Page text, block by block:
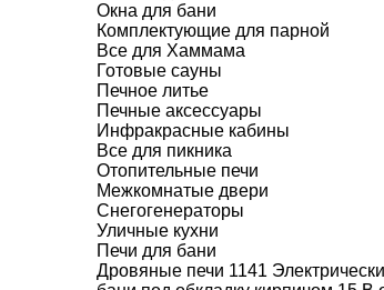
Окна для бани
Комплектующие для парной
Все для Хаммама
Готовые сауны
Печное литье
Печные аксессуары
Инфракрасные кабины
Все для пикника
Отопительные печи
Межкомнатые двери
Снегогенераторы
Уличные кухни
Печи для бани
Дровяные печи 1141